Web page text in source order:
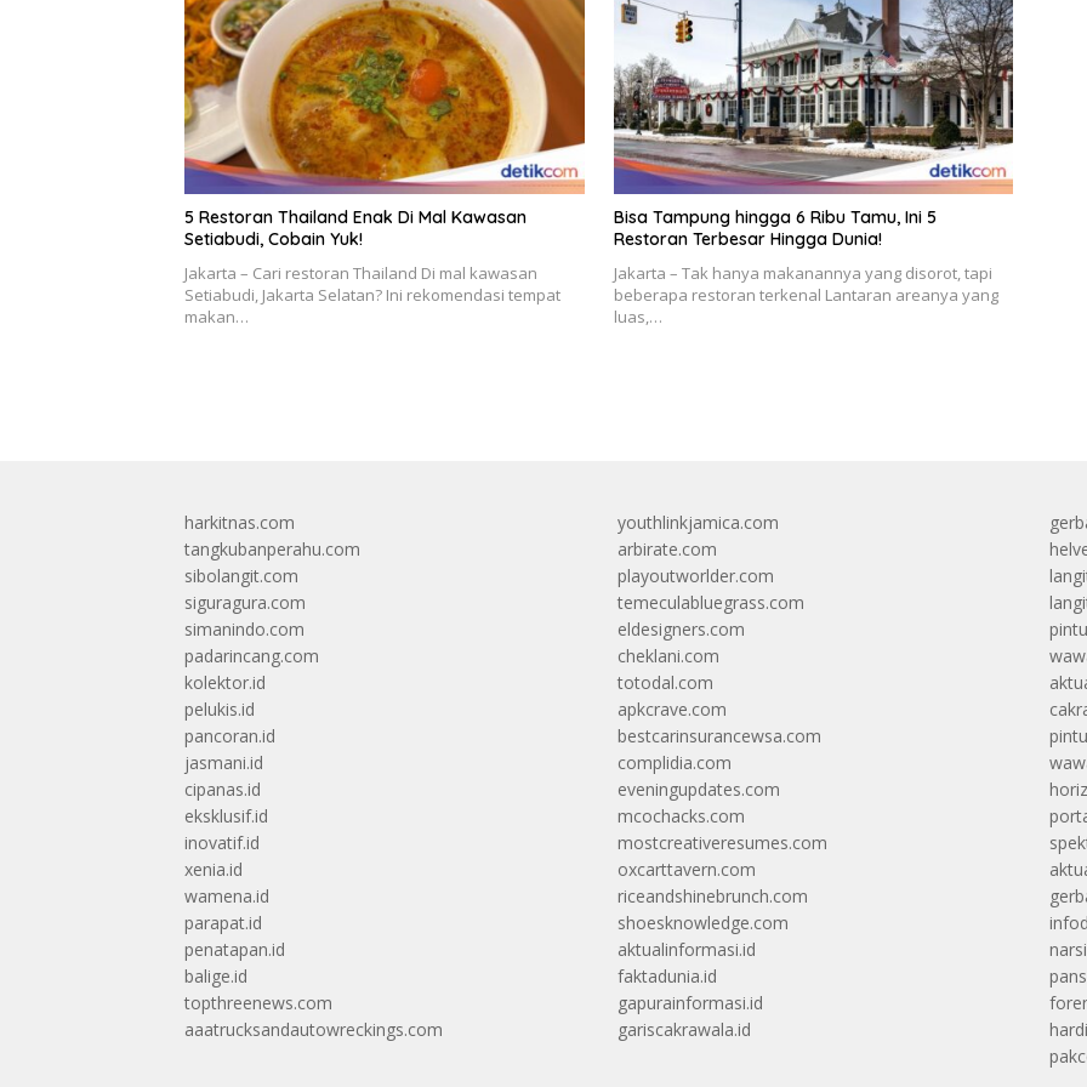
5 Restoran Thailand Enak Di Mal Kawasan
Setiabudi, Cobain Yuk!
Jakarta – Cari restoran Thailand Di mal kawasan
Setiabudi, Jakarta Selatan? Ini rekomendasi tempat
makan…
Bisa Tampung hingga 6 Ribu Tamu, Ini 5
Restoran Terbesar Hingga Dunia!
Jakarta – Tak hanya makanannya yang disorot, tapi
beberapa restoran terkenal Lantaran areanya yang
luas,…
harkitnas.com
tangkubanperahu.com
sibolangit.com
siguragura.com
simanindo.com
padarincang.com
kolektor.id
pelukis.id
pancoran.id
jasmani.id
cipanas.id
eksklusif.id
inovatif.id
xenia.id
wamena.id
parapat.id
penatapan.id
balige.id
topthreenews.com
aaatrucksandautowreckings.com
youthlinkjamica.com
arbirate.com
playoutworlder.com
temeculabluegrass.com
eldesigners.com
cheklani.com
totodal.com
apkcrave.com
bestcarinsurancewsa.com
complidia.com
eveningupdates.com
mcochacks.com
mostcreativeresumes.com
oxcarttavern.com
riceandshinebrunch.com
shoesknowledge.com
aktualinformasi.id
faktadunia.id
gapurainformasi.id
gariscakrawala.id